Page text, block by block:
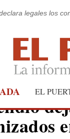
legales los
EL